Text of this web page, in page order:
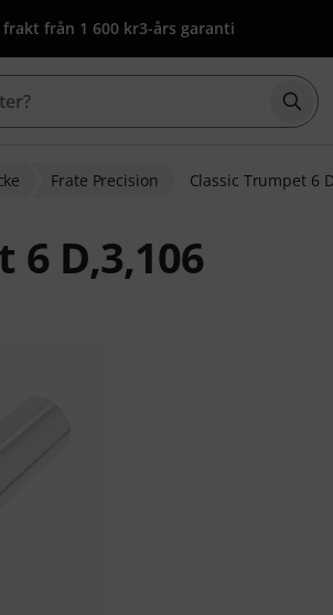
från 1 600 kr3-års garanti
Frate Precision Classic Trumpet 6
6 D,3,106